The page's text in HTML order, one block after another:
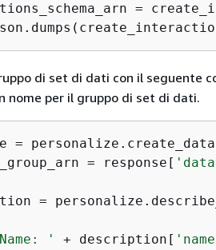
=
di set di dati con il seguente
nome per il gruppo di set di dati.
=
= response[
=
' + description[